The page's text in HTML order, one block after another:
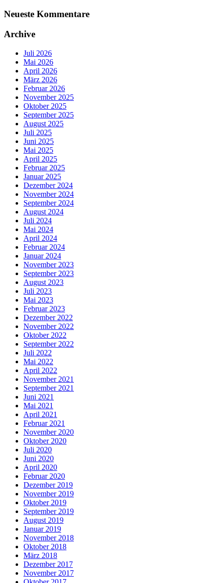
Neueste Kommentare
Archive
Juli 2026
Mai 2026
April 2026
März 2026
Februar 2026
November 2025
Oktober 2025
September 2025
August 2025
Juli 2025
Juni 2025
Mai 2025
April 2025
Februar 2025
Januar 2025
Dezember 2024
November 2024
September 2024
August 2024
Juli 2024
Mai 2024
April 2024
Februar 2024
Januar 2024
November 2023
September 2023
August 2023
Juli 2023
Mai 2023
Februar 2023
Dezember 2022
November 2022
Oktober 2022
September 2022
Juli 2022
Mai 2022
April 2022
November 2021
September 2021
Juni 2021
Mai 2021
April 2021
Februar 2021
November 2020
Oktober 2020
Juli 2020
Juni 2020
April 2020
Februar 2020
Dezember 2019
November 2019
Oktober 2019
September 2019
August 2019
Januar 2019
November 2018
Oktober 2018
März 2018
Dezember 2017
November 2017